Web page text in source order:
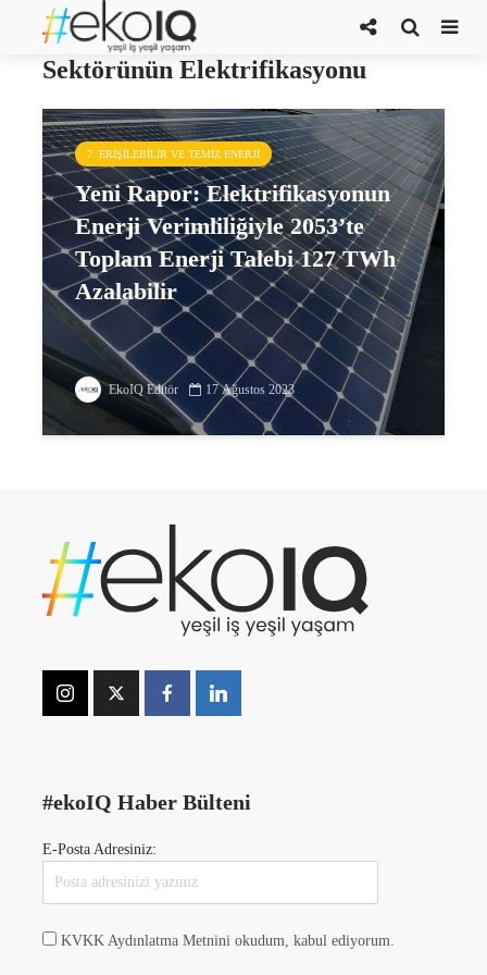
Türkiye’de Konut ve Sanayi
Sektörünün Elektrifikasyonu
7. ERIŞILEBILIR VE TEMIZ ENERJI
Yeni Rapor: Elektrifikasyonun
Enerji Verimliliğiyle 2053’te
Toplam Enerji Talebi 127 TWh
Azalabilir
EkoIQ Editör 17 Ağustos 2023
#ekoIQ Haber Bülteni
E-Posta Adresiniz:
KVKK Aydınlatma Metnini okudum, kabul ediyorum.